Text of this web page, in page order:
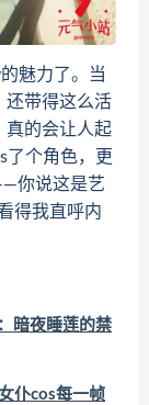
魅力了。当
还带得这么活
真的会让人起
了个角色，更
你说这是艺
得我直呼内
暗夜睡莲的禁
仆cos每一帧